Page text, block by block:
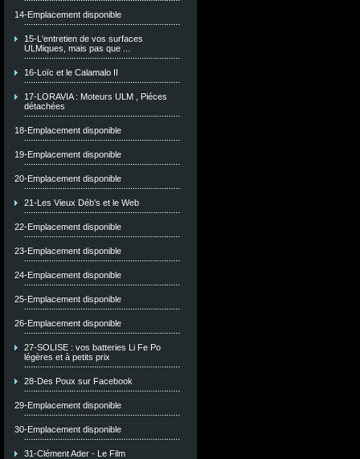
14-Emplacement disponible
15-L'entretien de vos surfaces
ULMiques, mais pas que ...
16-Loïc et le Calamalo II
17-LORAVIA : Moteurs ULM , Piéces
détachées
18-Emplacement disponible
19-Emplacement disponible
20-Emplacement disponible
21-Les Vieux Déb's et le Web
22-Emplacement disponible
23-Emplacement disponible
24-Emplacement disponible
25-Emplacement disponible
26-Emplacement disponible
27-SOLISE : vos batteries Li Fe Po
légères et à petits prix
28-Des Poux sur Facebook
29-Emplacement disponible
30-Emplacement disponible
31-Clément Ader - Le Film